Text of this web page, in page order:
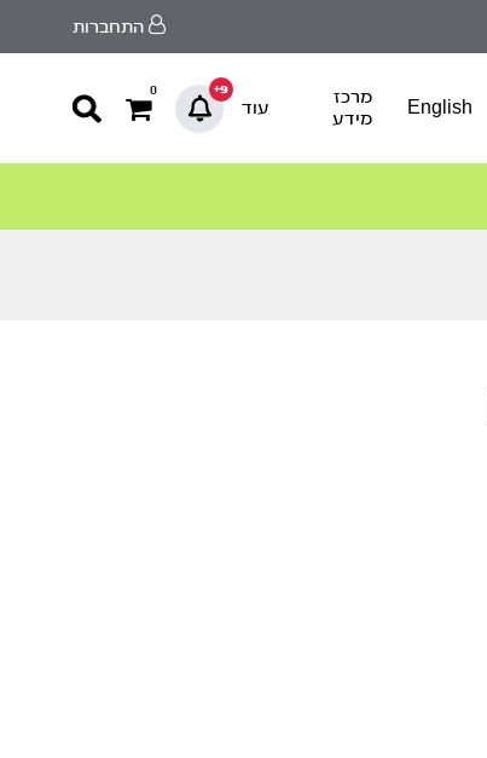
התחברות
English
מרכז
מידע
עוד
9+
0